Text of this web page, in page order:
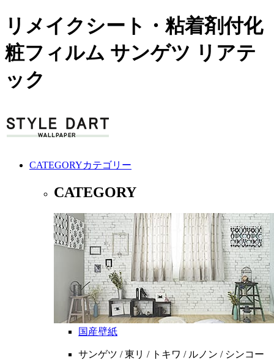
リメイクシート・粘着剤付化
粧フィルム サンゲツ リアテ
ック
CATEGORYカテゴリー
CATEGORY
国産壁紙
サンゲツ / 東リ / トキワ / ルノン / シンコー